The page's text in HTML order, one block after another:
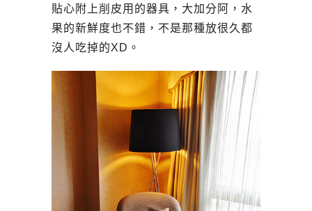
貼心附上削皮用的器具，大加分阿，水
果的新鮮度也不錯，不是那種放很久都
沒人吃掉的XD。